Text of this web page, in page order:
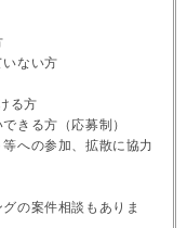
いない方
る方
きる方（応募制）
への参加、拡散に協力
の案件相談もありま